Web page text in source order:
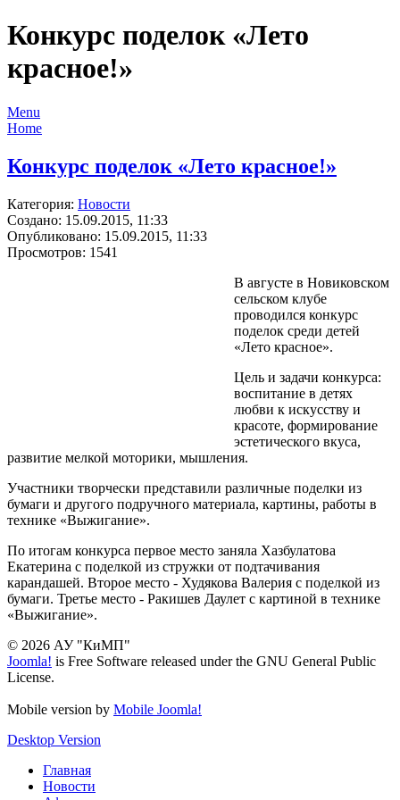
Конкурс поделок «Лето
красное!»
Menu
Home
Конкурс поделок «Лето красное!»
Категория: Новости
Создано: 15.09.2015, 11:33
Опубликовано: 15.09.2015, 11:33
Просмотров: 1541
В августе в Новиковском
сельском клубе
проводился конкурс
поделок среди детей
«Лето красное».
Цель и задачи конкурса:
воспитание в детях
любви к искусству и
красоте, формирование
эстетического вкуса,
развитие мелкой моторики, мышления.
Участники творчески представили различные поделки из
бумаги и другого подручного материала, картины, работы в
технике «Выжигание».
По итогам конкурса первое место заняла Хазбулатова
Екатерина с поделкой из стружки от подтачивания
карандашей. Второе место - Худякова Валерия с поделкой из
бумаги. Третье место - Ракишев Даулет с картиной в технике
«Выжигание».
© 2026 АУ "КиМП"
Joomla! is Free Software released under the GNU General Public
License.
Mobile version by Mobile Joomla!
Desktop Version
Главная
Новости